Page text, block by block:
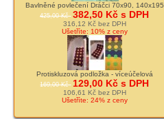
Bavlněné povlečení Dráčci 70x90, 140x195
425,00 Kč 382,50 Kč s DPH
316,12 Kč bez DPH
Ušetříte: 10% z ceny
Protiskluzová podložka - víceúčelová
169,00 Kč 129,00 Kč s DPH
106,61 Kč bez DPH
Ušetříte: 24% z ceny